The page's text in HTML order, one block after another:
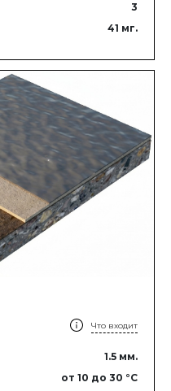
3
41 мг.
Что входит
1.5 мм.
от 10 до 30 °C